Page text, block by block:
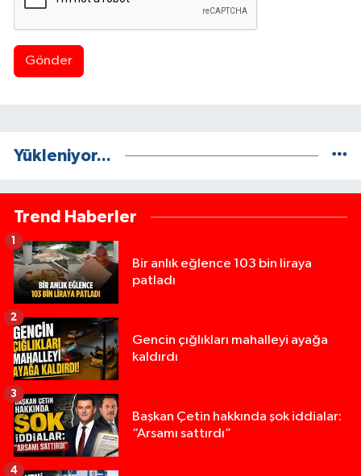
Gönder
Yükleniyor...
Trend Haberler
Bir anlık eğlence 103 bin liraya
patladı
1
Gencin çığlıkları mahalleyi ayağa
kaldırdı
2
Başkan Çetin hakkında şok iddialar:
“Arsamı sattırdı”
3
4